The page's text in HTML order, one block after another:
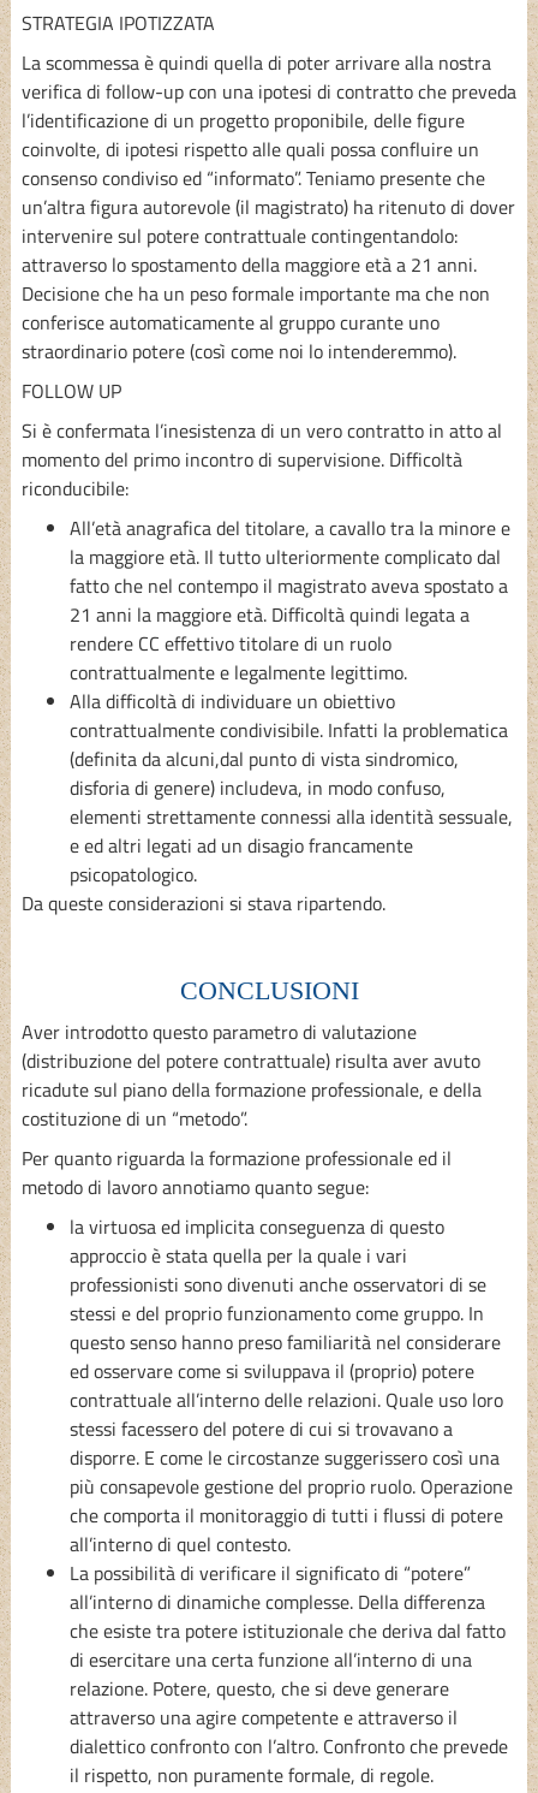
STRATEGIA IPOTIZZATA
La scommessa è quindi quella di poter arrivare alla nostra
verifica di follow-up con una ipotesi di contratto che preveda
l’identificazione di un progetto proponibile, delle figure
coinvolte, di ipotesi rispetto alle quali possa confluire un
consenso condiviso ed “informato”. Teniamo presente che
un’altra figura autorevole (il magistrato) ha ritenuto di dover
intervenire sul potere contrattuale contingentandolo:
attraverso lo spostamento della maggiore età a 21 anni.
Decisione che ha un peso formale importante ma che non
conferisce automaticamente al gruppo curante uno
straordinario potere (così come noi lo intenderemmo).
FOLLOW UP
Si è confermata l’inesistenza di un vero contratto in atto al
momento del primo incontro di supervisione. Difficoltà
riconducibile:
All’età anagrafica del titolare, a cavallo tra la minore e
la maggiore età. Il tutto ulteriormente complicato dal
fatto che nel contempo il magistrato aveva spostato a
21 anni la maggiore età. Difficoltà quindi legata a
rendere CC effettivo titolare di un ruolo
contrattualmente e legalmente legittimo.
Alla difficoltà di individuare un obiettivo
contrattualmente condivisibile. Infatti la problematica
(definita da alcuni,dal punto di vista sindromico,
disforia di genere) includeva, in modo confuso,
elementi strettamente connessi alla identità sessuale,
e ed altri legati ad un disagio francamente
psicopatologico.
Da queste considerazioni si stava ripartendo.
CONCLUSIONI
Aver introdotto questo parametro di valutazione
(distribuzione del potere contrattuale) risulta aver avuto
ricadute sul piano della formazione professionale, e della
costituzione di un “metodo”.
Per quanto riguarda la formazione professionale ed il
metodo di lavoro annotiamo quanto segue:
la virtuosa ed implicita conseguenza di questo
approccio è stata quella per la quale i vari
professionisti sono divenuti anche osservatori di se
stessi e del proprio funzionamento come gruppo. In
questo senso hanno preso familiarità nel considerare
ed osservare come si sviluppava il (proprio) potere
contrattuale all’interno delle relazioni. Quale uso loro
stessi facessero del potere di cui si trovavano a
disporre. E come le circostanze suggerissero così una
più consapevole gestione del proprio ruolo. Operazione
che comporta il monitoraggio di tutti i flussi di potere
all’interno di quel contesto.
La possibilità di verificare il significato di “potere”
all’interno di dinamiche complesse. Della differenza
che esiste tra potere istituzionale che deriva dal fatto
di esercitare una certa funzione all’interno di una
relazione. Potere, questo, che si deve generare
attraverso una agire competente e attraverso il
dialettico confronto con l’altro. Confronto che prevede
il rispetto, non puramente formale, di regole.